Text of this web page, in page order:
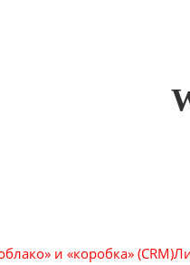
и «коробка» (CRM)